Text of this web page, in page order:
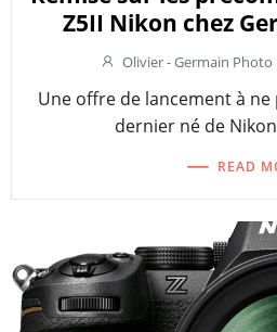
Z5II Nikon chez
Olivier - Germain Photo
Une offre de lancement à
dernier né de
READ